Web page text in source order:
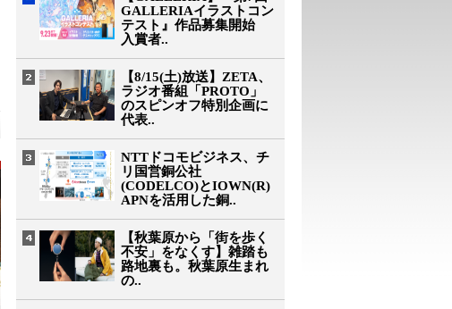
GALLERIAイラストコン
テスト』作品募集開始
入賞者..
【8/15(土)放送】ZETA、
ラジオ番組「PROTO」
のスピンオフ特別企画に
代表..
NTTドコモビジネス、チ
リ国営銅公社
(CODELCO)とIOWN(R)
APNを活用した銅..
【秋葉原から「街を歩く
不安」をなくす】雑踏も
路地裏も。秋葉原生まれ
の..